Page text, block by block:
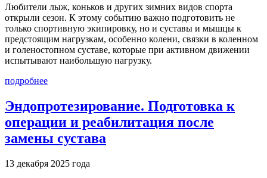
Любители лыж, коньков и других зимних видов спорта
открыли сезон. К этому событию важно подготовить не
только спортивную экипировку, но и суставы и мышцы к
предстоящим нагрузкам, особенно колени, связки в коленном
и голеностопном суставе, которые при активном движении
испытывают наибольшую нагрузку.
подробнее
Эндопротезирование. Подготовка к
операции и реабилитация после
замены сустава
13 декабря 2025 года